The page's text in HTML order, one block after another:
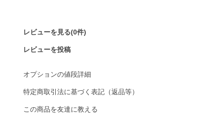
レビューを見る(0件)
レビューを投稿
オプションの値段詳細
特定商取引法に基づく表記（返品等）
この商品を友達に教える